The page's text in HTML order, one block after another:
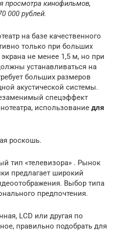
просмотра кинофильмов,
000 рублей.
на базе качественного
только при больших
не менее 1,5 м, но при
устанавливаться на
больших размеров
акустической системы.
спецэффект
использование для
роскошь.
тип «телевизора» . Рынок
предлагает широкий
Выбор типа
предпочтения.
LCD или другая по
правильно подобрать для